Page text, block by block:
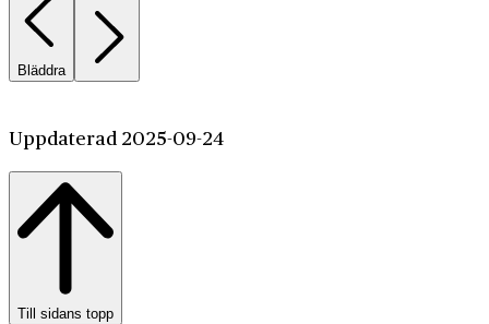
Bläddra
Uppdaterad 2025-09-24
Till sidans topp